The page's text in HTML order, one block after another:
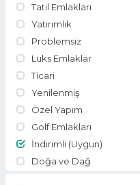
Tatil Emlakları
Yatırımlık
Problemsiz
Luks Emlaklar
Ticari
Yenilenmiş
Özel Yapım
Golf Emlakları
İndirimli (Uygun)
Doğa ve Dağ